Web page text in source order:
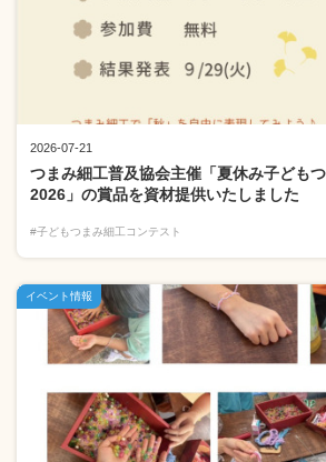
2026-07-21
つまみ細工普及協会主催「夏休み子ども
2026」の賞品を資材提供いたしました
#子どもつまみ細工コンテスト
イベント情報